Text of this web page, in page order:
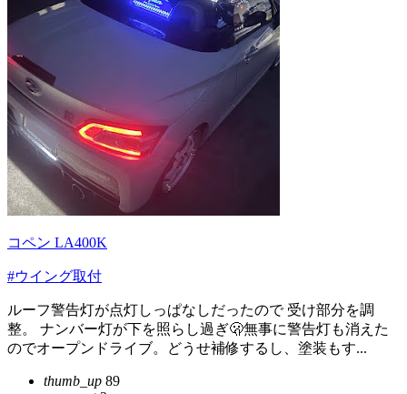
コペン LA400K
#ウイング取付
ルーフ警告灯が点灯しっぱなしだったので 受け部分を調
整。 ナンバー灯が下を照らし過ぎ🫢無事に警告灯も消えた
のでオープンドライブ。どうせ補修するし、塗装もす...
thumb_up 89